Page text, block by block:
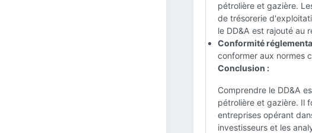
pétrolière et gazière.
de trésorerie
le DD&A est rajouté au
Conformité
conformer aux normes
Conclusion :
Comprendre le DD&A
pétrolière et gazière. Il
entreprises opérant
investisseurs et les